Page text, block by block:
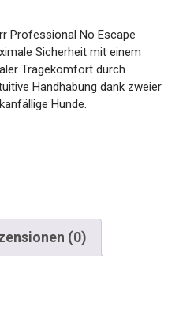
Professional No Escape
Sicherheit mit einem
Tragekomfort durch
Handhabung dank zweier
Hunde.
(0)